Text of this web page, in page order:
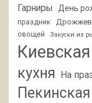
Гарниры День
праздник
овощей
Закуски из
кухня
На